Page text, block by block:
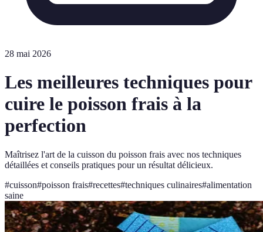
28 mai 2026
Les meilleures techniques pour
cuire le poisson frais à la
perfection
Maîtrisez l'art de la cuisson du poisson frais avec nos techniques
détaillées et conseils pratiques pour un résultat délicieux.
#cuisson#poisson frais#recettes#techniques culinaires#alimentation
saine